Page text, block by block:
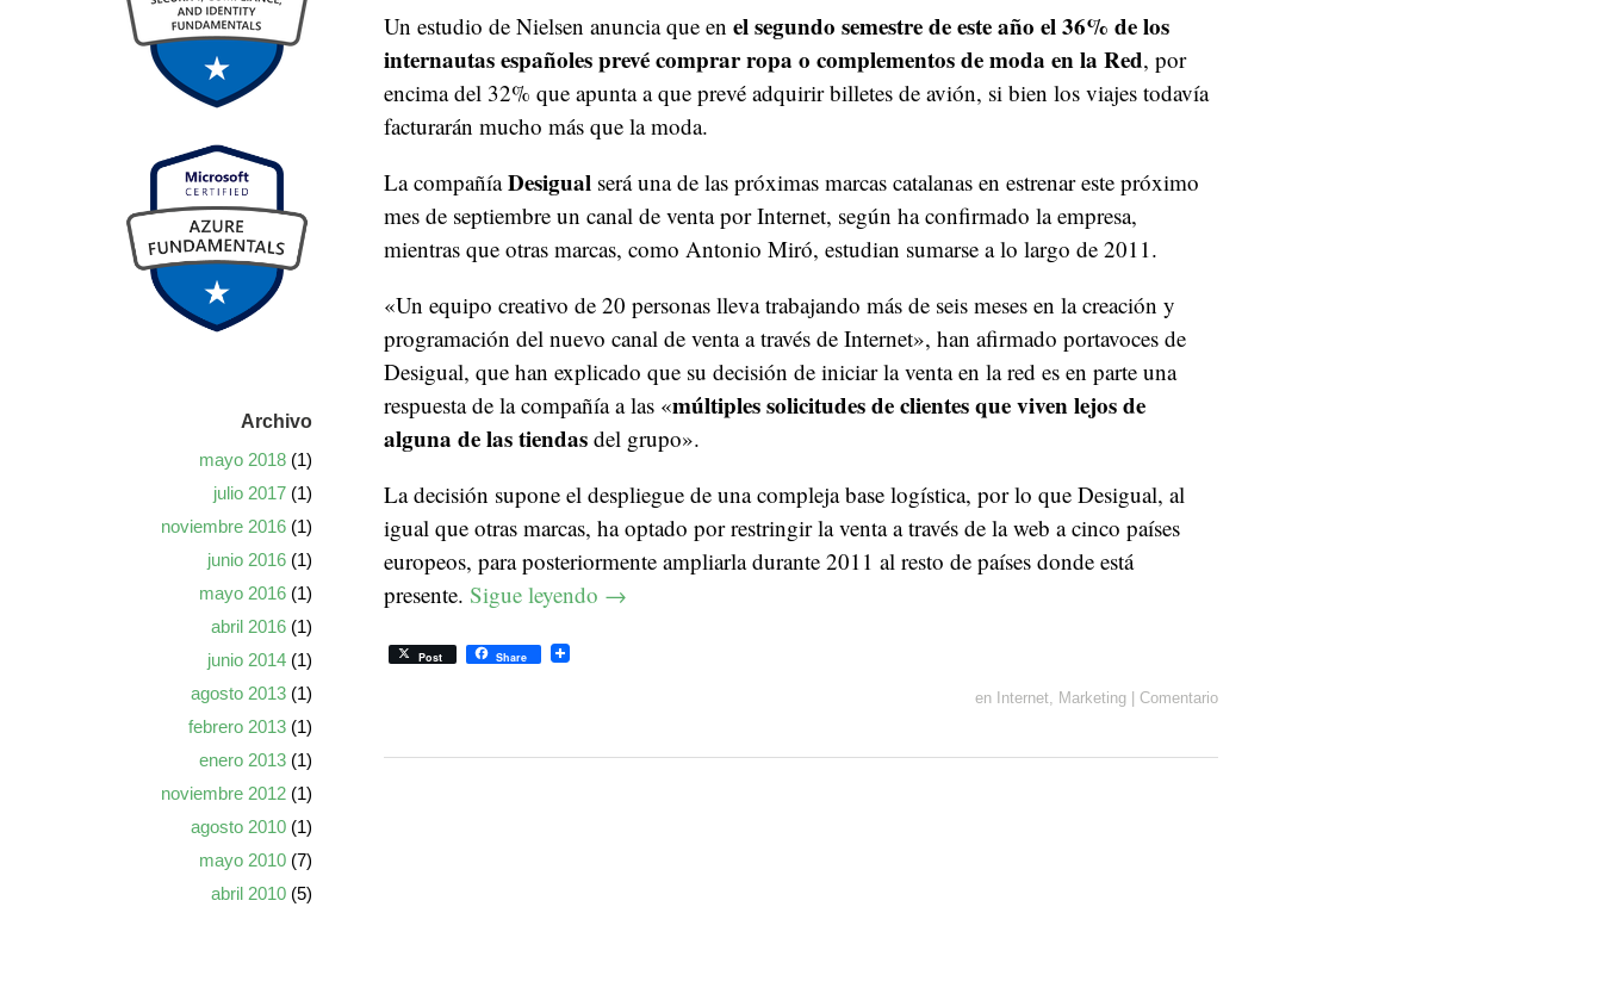
Un estudio de Nielsen anuncia que en el segundo semestre de este año el 36% de los
internautas españoles prevé comprar ropa o complementos de moda en la Red, por
encima del 32% que apunta a que prevé adquirir billetes de avión, si bien los viajes todavía
facturarán mucho más que la moda.
La compañíaDesigual será una de las próximas marcas catalanas en estrenar este próximo
mes de septiembre un canal de venta por Internet, según ha confirmado la empresa,
mientras que otras marcas, como Antonio Miró, estudian sumarse a lo largo de 2011.
«Un equipo creativo de 20 personas lleva trabajando más de seis meses en la creación y
programación del nuevo canal de venta a través de Internet», han afirmado portavoces de
Desigual, que han explicado que su decisión de iniciar la venta en la red es en parte una
respuesta de la compañía a las «múltiples solicitudes de clientes que viven lejos de
alguna de las tiendas del grupo».
La decisión supone el despliegue de una compleja base logística, por lo que Desigual, al
igual que otras marcas, ha optado por restringir la venta a través de la web a cinco países
europeos, para posteriormente ampliarla durante 2011 al resto de países donde está
presente. Sigue leyendo →
Post Share
en Internet, Marketing Comentario
Archivo
mayo 2018 (1)
julio 2017 (1)
noviembre 2016 (1)
junio 2016 (1)
mayo 2016 (1)
abril 2016 (1)
junio 2014 (1)
agosto 2013 (1)
febrero 2013 (1)
enero 2013 (1)
noviembre 2012 (1)
agosto 2010 (1)
mayo 2010 (7)
abril 2010 (5)